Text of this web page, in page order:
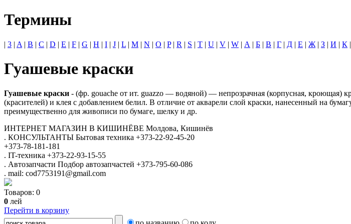
Термины
| 3 | A | B | C | D | E | F | G | H | I | J | L | M | N | O | P| R | S | T | U | V | W | А | Б | В | Г | Д | Е | Ж | З | И | К |
Гуашевые краски
Гуашевые краски - (фр. gouache от ит. guazzo — водяной) — непрозрачная (корпусная, кроющая)
(красителей) и клея с добавлением белил. В отличие от акварели слой краски, нанесенный на
преимущественно для живописи по бумаге, шелку и др.
ИНТЕРНЕТ МАГАЗИН В КИШИНЁВЕ Молдова, Кишинёв
. КОНСУЛЬТАНТЫ Бытовая техника +373-22-92-45-20
+373-78-181-181
. IT-техника +373-22-93-15-55
. Автозапчасти Подбор автозапчастей +373-795-60-086
. mail: cod7753191@gmail.com
Товаров: 0
0 лей
Перейти в корзину